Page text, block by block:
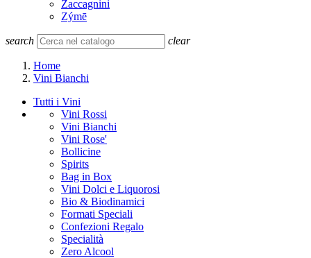
Zaccagnini
Zýmē
search clear
Home
Vini Bianchi
Tutti i Vini
Vini Rossi
Vini Bianchi
Vini Rose'
Bollicine
Spirits
Bag in Box
Vini Dolci e Liquorosi
Bio & Biodinamici
Formati Speciali
Confezioni Regalo
Specialità
Zero Alcool